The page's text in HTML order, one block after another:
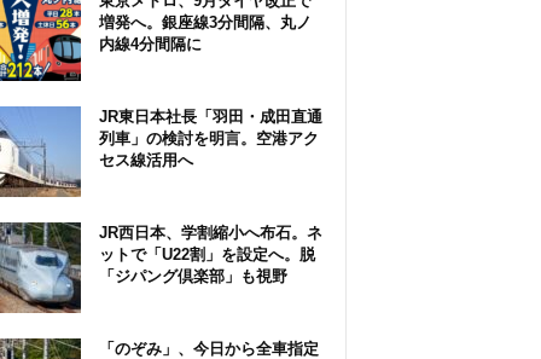
増発へ。銀座線3分間隔、丸ノ
内線4分間隔に
JR東日本社長「羽田・成田直通
列車」の検討を明言。空港アク
セス線活用へ
JR西日本、学割縮小へ布石。ネ
ットで「U22割」を設定へ。脱
「ジパング倶楽部」も視野
「のぞみ」、今日から全車指定